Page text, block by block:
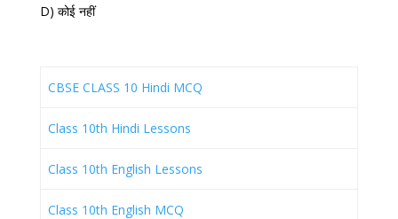
D) कोई नहीं
CBSE CLASS 10 Hindi MCQ
Class 10th Hindi Lessons
Class 10th English Lessons
Class 10th English MCQ